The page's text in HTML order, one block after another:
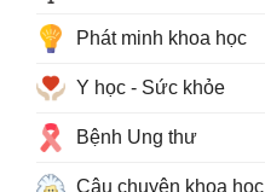
Phát minh khoa học
Y học - Sức khỏe
Bệnh Ung thư
Câu chuyện khoa học